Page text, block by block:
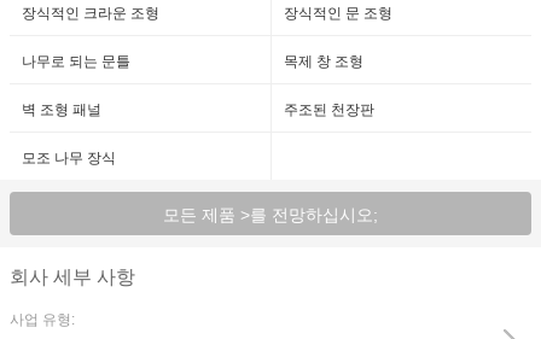
장식적인 크라운 조형 장식적인 문 조형
나무로 되는 문틀 목제 창 조형
벽 조형 패널 주조된 천장판
모조 나무 장식
모든 제품 >를 전망하십시오;
회사 세부 사항
사업 유형: